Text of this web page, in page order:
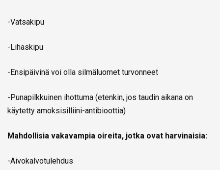
-Vatsakipu
-Lihaskipu
-Ensipäivinä voi olla silmäluomet turvonneet
-Punapilkkuinen ihottuma (etenkin, jos taudin aikana on
käytetty amoksisilliini-antibioottia)
Mahdollisia vakavampia oireita, jotka ovat harvinaisia:
-Aivokalvotulehdus